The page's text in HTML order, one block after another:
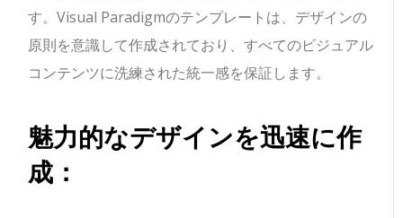
す。Visual Paradigmのテンプレートは、デザインの
原則を意識して作成されており、すべてのビジュアル
コンテンツに洗練された統一感を保証します。
魅力的なデザインを迅速に作
成：